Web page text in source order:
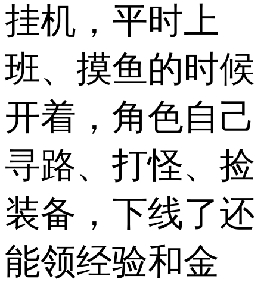
挂机，平时上
班、摸鱼的时候
开着，角色自己
寻路、打怪、捡
装备，下线了还
能领经验和金